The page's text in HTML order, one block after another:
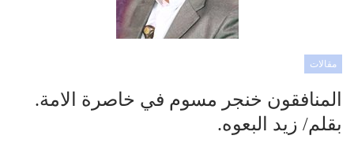
مقالات
المنافقون خنجر مسوم في خاصرة الامة.
بقلم/ زيد البعوه.